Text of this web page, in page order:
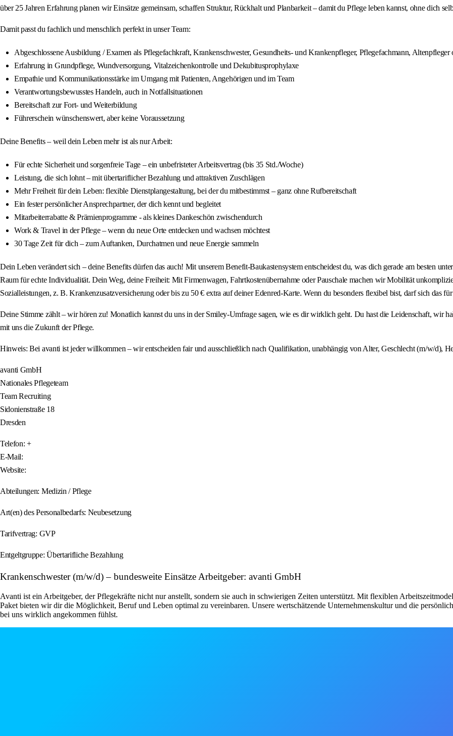
über 25 Jahren Erfahrung planen wir Einsätze gemeinsam, schaffen Struktur, Rückhalt und Planbarkeit – damit du Pflege leben kannst, ohne dich
Damit passt du fachlich und menschlich perfekt in unser Team:
Abgeschlossene Ausbildung / Examen als Pflegefachkraft, Krankenschwester, Gesundheits- und Krankenpfleger, Pflegefachmann,
Erfahrung in Grundpflege, Wundversorgung, Vitalzeichenkontrolle und Dekubitusprophylaxe
Empathie und Kommunikationsstärke im Umgang mit Patienten, Angehörigen und im Team
Verantwortungsbewusstes Handeln, auch in Notfallsituationen
Bereitschaft zur Fort- und Weiterbildung
Führerschein wünschenswert, aber keine Voraussetzung
Deine Benefits – weil dein Leben mehr ist als nur Arbeit:
Für echte Sicherheit und sorgenfreie Tage – ein unbefristeter Arbeitsvertrag (bis 35 Std./Woche)
Leistung, die sich lohnt – mit übertariflicher Bezahlung und attraktiven Zuschlägen
Mehr Freiheit für dein Leben: flexible Dienstplangestaltung, bei der du mitbestimmst – ganz ohne Rufbereitschaft
Ein fester persönlicher Ansprechpartner, der dich kennt und begleitet
Mitarbeiterrabatte & Prämienprogramme - als kleines Dankeschön zwischendurch
Work & Travel in der Pflege – wenn du neue Orte entdecken und wachsen möchtest
30 Tage Zeit für dich – zum Auftanken, Durchatmen und neue Energie sammeln
Dein Leben verändert sich – deine Benefits dürfen das auch! Mit unserem Benefit-Baukastensystem entscheidest du, was dich gerade am besten
Raum für echte Individualität. Dein Weg, deine Freiheit: Mit Firmenwagen, Fahrtkostenübernahme oder Pauschale machen wir Mobilität
Sozialleistungen, z. B. Krankenzusatzversicherung oder bis zu 50 € extra auf deiner Edenred-Karte. Wenn du besonders flexibel bist, darf sich das
Deine Stimme zählt – wir hören zu! Monatlich kannst du uns in der Smiley-Umfrage sagen, wie es dir wirklich geht. Du hast die Leidenschaft, wir
mit uns die Zukunft der Pflege.
Hinweis: Bei avanti ist jeder willkommen – wir entscheiden fair und ausschließlich nach Qualifikation, unabhängig von Alter, Geschlecht (m/w/d),
avanti GmbH
Nationales Pflegeteam
Team Recruiting
Sidonienstraße 18
Dresden
Telefon: +
E-Mail:
Website:
Abteilungen: Medizin / Pflege
Art(en) des Personalbedarfs: Neubesetzung
Tarifvertrag: GVP
Entgeltgruppe: Übertarifliche Bezahlung
Krankenschwester (m/w/d) – bundesweite Einsätze Arbeitgeber: avanti GmbH
Avanti ist ein Arbeitgeber, der Pflegekräfte nicht nur anstellt, sondern sie auch in schwierigen Zeiten unterstützt. Mit flexiblen
Paket bieten wir dir die Möglichkeit, Beruf und Leben optimal zu vereinbaren. Unsere wertschätzende Unternehmenskultur und die
bei uns wirklich angekommen fühlst.